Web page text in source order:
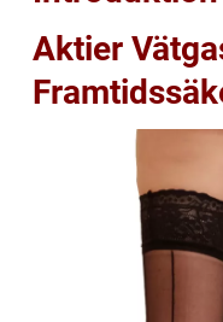
Aktier